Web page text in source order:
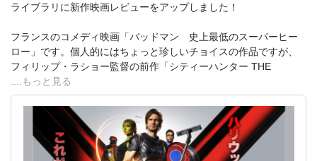
ライブラリに新作映画レビューをアップしました！
フランスのコメディ映画「バッドマン 史上最低のスーパーヒー
ロー」です。個人的にはちょっと珍しいチョイスの作品ですが、
フィリップ・ラショー監督の前作「シティーハンター THE
....もっと見る